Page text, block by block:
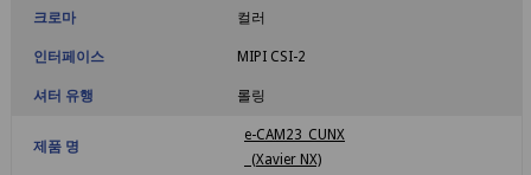
크로마 컬러
인터페이스 MIPI CSI-2
셔터 유행 롤링
제품 명
e-CAM23_CUNX
(Xavier NX)